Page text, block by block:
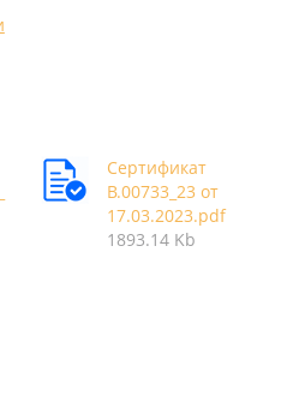
Сертификат
В.00733_23 от
17.03.2023.pdf
1893.14 Kb